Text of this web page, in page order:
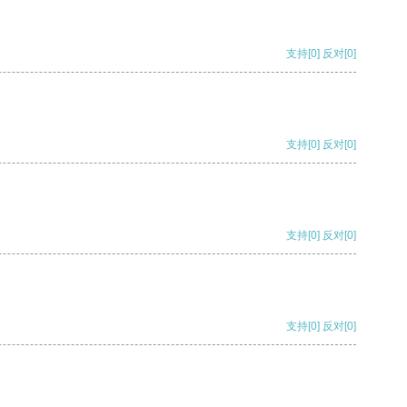
支持[0] 反对[0]
支持[0] 反对[0]
支持[0] 反对[0]
支持[0] 反对[0]